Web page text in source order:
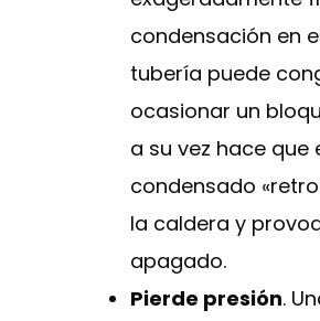
condensación en
tubería puede
ocasionar un
a su vez hace que
condensado
la caldera y
apagado.
Pierde presión.